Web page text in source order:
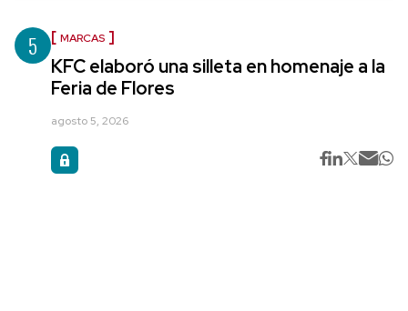
5 MARCAS
KFC elaboró una silleta en homenaje a la
Feria de Flores
agosto 5, 2026